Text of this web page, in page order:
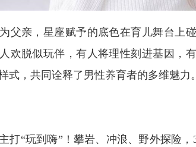
父亲，星座赋予的底色在育儿舞台上
欢脱似玩伴，有人将理性刻进基因，
式，共同诠释了男性养育者的多维魅力。
打“玩到嗨”！攀岩、冲浪、野外探险